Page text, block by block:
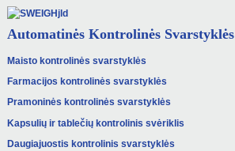
Automatinės Kontrolinės Svarstyklės
Maisto kontrolinės svarstyklės
Farmacijos kontrolinės svarstyklės
Pramoninės kontrolinės svarstyklės
Kapsulių ir tablečių kontrolinis svėriklis
Daugiajuostis kontrolinis svarstyklės